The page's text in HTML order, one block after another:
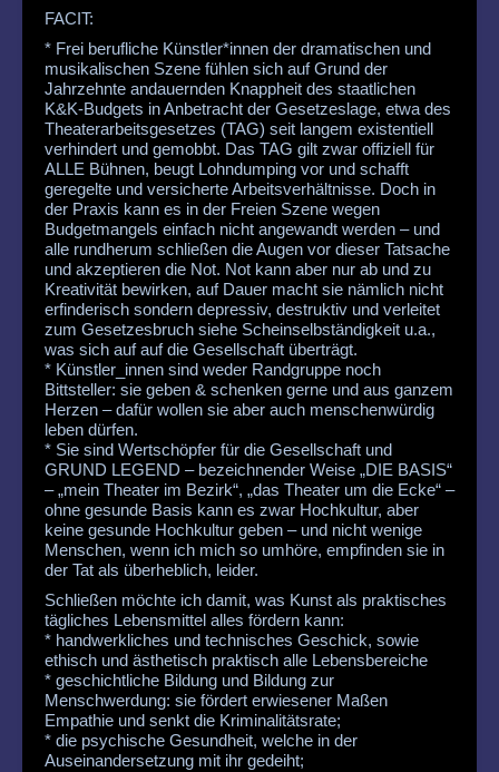
FACIT:
* Frei berufliche Künstler*innen der dramatischen und
musikalischen Szene fühlen sich auf Grund der
Jahrzehnte andauernden Knappheit des staatlichen
K&K-Budgets in Anbetracht der Gesetzeslage, etwa des
Theaterarbeitsgesetzes (TAG) seit langem existentiell
verhindert und gemobbt. Das TAG gilt zwar offiziell für
ALLE Bühnen, beugt Lohndumping vor und schafft
geregelte und versicherte Arbeitsverhältnisse. Doch in
der Praxis kann es in der Freien Szene wegen
Budgetmangels einfach nicht angewandt werden – und
alle rundherum schließen die Augen vor dieser Tatsache
und akzeptieren die Not. Not kann aber nur ab und zu
Kreativität bewirken, auf Dauer macht sie nämlich nicht
erfinderisch sondern depressiv, destruktiv und verleitet
zum Gesetzesbruch siehe Scheinselbständigkeit u.a.,
was sich auf auf die Gesellschaft überträgt.
* Künstler_innen sind weder Randgruppe noch
Bittsteller: sie geben & schenken gerne und aus ganzem
Herzen – dafür wollen sie aber auch menschenwürdig
leben dürfen.
* Sie sind Wertschöpfer für die Gesellschaft und
GRUND LEGEND – bezeichnender Weise „DIE BASIS“
– „mein Theater im Bezirk“, „das Theater um die Ecke“ –
ohne gesunde Basis kann es zwar Hochkultur, aber
keine gesunde Hochkultur geben – und nicht wenige
Menschen, wenn ich mich so umhöre, empfinden sie in
der Tat als überheblich, leider.
Schließen möchte ich damit, was Kunst als praktisches
tägliches Lebensmittel alles fördern kann:
* handwerkliches und technisches Geschick, sowie
ethisch und ästhetisch praktisch alle Lebensbereiche
* geschichtliche Bildung und Bildung zur
Menschwerdung: sie fördert erwiesener Maßen
Empathie und senkt die Kriminalitätsrate;
* die psychische Gesundheit, welche in der
Auseinandersetzung mit ihr gedeiht;